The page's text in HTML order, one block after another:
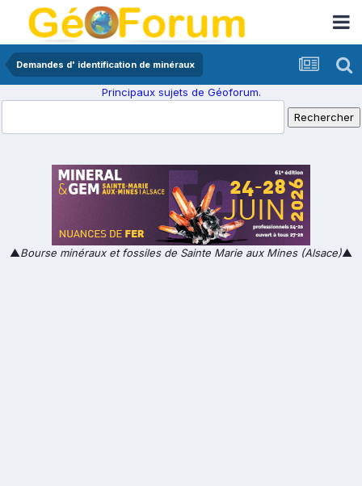
Demandes d' identification de minéraux
Principaux sujets de Géoforum.
▲Bourse minéraux et fossiles de Sainte Marie aux Mines (Alsace)▲